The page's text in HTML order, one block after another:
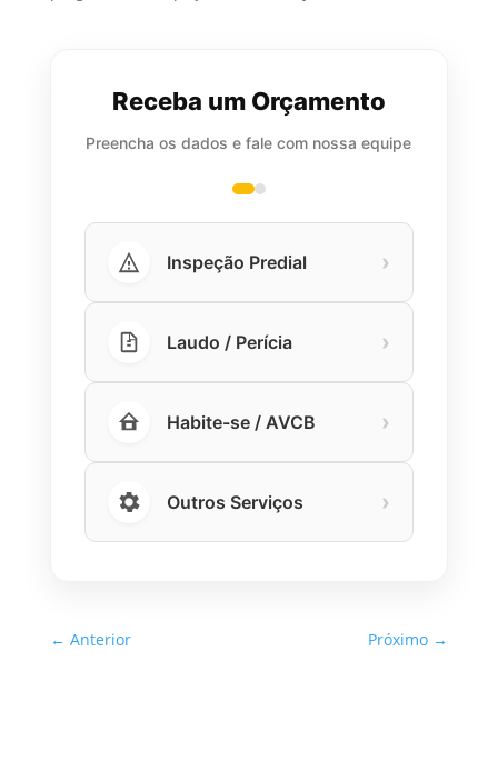
Receba um Orçamento
Preencha os dados e fale com nossa equipe
Inspeção Predial ›
Laudo / Perícia ›
Habite-se / AVCB ›
Outros Serviços ›
← Anterior Próximo →